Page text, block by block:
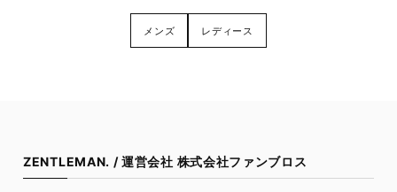
メンズ レディース
ZENTLEMAN. / 運営会社 株式会社ファンブロス